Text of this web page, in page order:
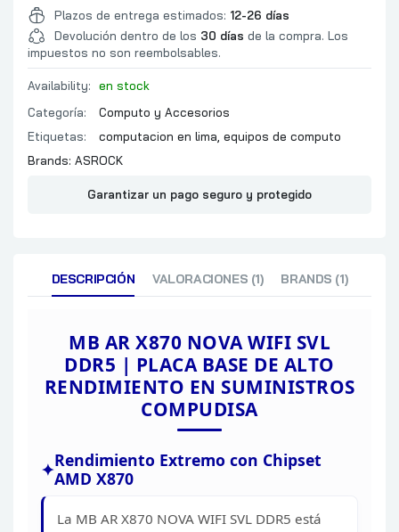
Plazos de entrega estimados: 12-26 días
Devolución dentro de los 30 días de la compra. Los
impuestos no son reembolsables.
Availability:
en stock
Categoría:
Computo y Accesorios
Etiquetas:
computacion en lima equipos de computo
Brands: ASROCK
Garantizar un pago seguro y protegido
DESCRIPCIÓN VALORACIONES (1) BRANDS (1)
MB AR X870 NOVA WIFI SVL
DDR5 | PLACA BASE DE ALTO
RENDIMIENTO EN SUMINISTROS
COMPUDISA
Rendimiento Extremo con Chipset
AMD X870
La MB AR X870 NOVA WIFI SVL DDR5 está